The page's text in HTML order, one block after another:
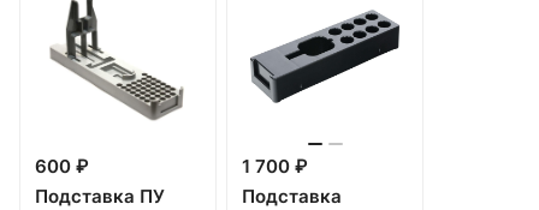
600 ₽
Подставка ПУ
1 700 ₽
Подставка